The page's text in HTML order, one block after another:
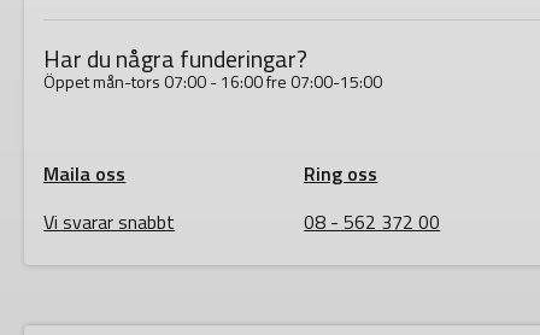
Har du några funderingar?
Öppet mån-tors 07:00 - 16:00 fre 07:00-15:00
Maila oss
Vi svarar snabbt
Ring oss
08 - 562 372 00